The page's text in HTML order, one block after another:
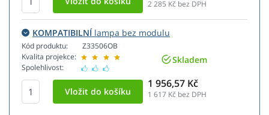
2 285 Kč bez DPH
KOMPATIBILNÍlampa bez modulu
Kód produktu:
Kvalita projekce:
Spolehlivost:
Z33506OB
Skladem
1 956,57 Kč
1 617 Kč bez DPH